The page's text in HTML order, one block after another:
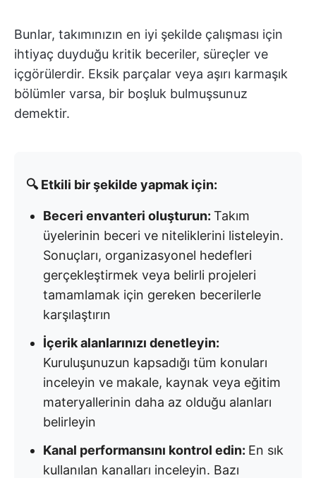
Bunlar, takımınızın en iyi şekilde çalışması için
ihtiyaç duyduğu kritik beceriler, süreçler ve
içgörülerdir. Eksik parçalar veya aşırı karmaşık
bölümler varsa, bir boşluk bulmuşsunuz
demektir.
🔍 Etkili bir şekilde yapmak için:
Beceri envanteri oluşturun: Takım
üyelerinin beceri ve niteliklerini listeleyin.
Sonuçları, organizasyonel hedefleri
gerçekleştirmek veya belirli projeleri
tamamlamak için gereken becerilerle
karşılaştırın
İçerik alanlarınızı denetleyin:
Kuruluşunuzun kapsadığı tüm konuları
inceleyin ve makale, kaynak veya eğitim
materyallerinin daha az olduğu alanları
belirleyin
Kanal performansını kontrol edin: En sık
kullanılan kanalları inceleyin. Bazı